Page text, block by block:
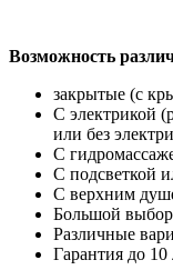
Возможность
закрытые (с
С электрикой
или без
С
С подсветкой
С верхним
Большой выбор
Различные
Гарантия до 10